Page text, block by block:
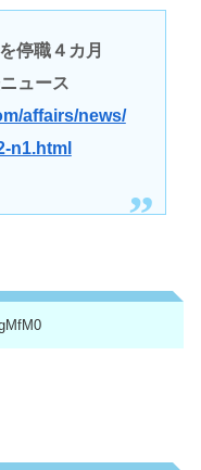
停職４カ月
ュース
affairs/news/
n1.html